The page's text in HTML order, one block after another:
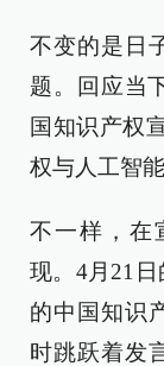
不变的是日
题。回应当
国知识产权
权与人工智能
不一样，在
现。4月21
的中国知识
时跳跃着发